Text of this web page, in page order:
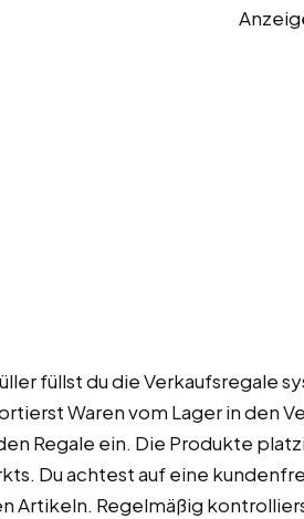
füllst du die Verkaufsregale
Waren vom Lager in den
Regale ein. Die Produkte
Du achtest auf eine
Artikeln. Regelmäßig